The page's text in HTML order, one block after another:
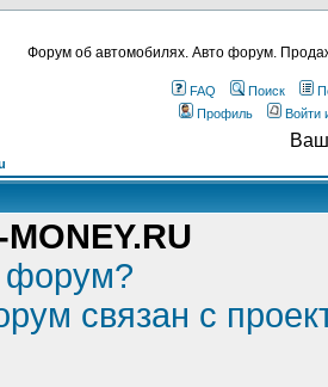
Форум об автомобилях. Авто форум.
FAQ Поиск
Профиль
Войти
форум?
связан с